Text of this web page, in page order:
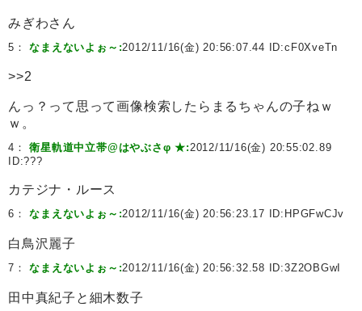
みぎわさん
5：なまえないよぉ～:2012/11/16(金) 20:56:07.44 ID:cF0XveTn
>>2
んっ？って思って画像検索したらまるちゃんの子ねｗ
ｗ。
4：衛星軌道中立帯@はやぶさφ ★:2012/11/16(金) 20:55:02.89
ID:???
カテジナ・ルース
6：なまえないよぉ～:2012/11/16(金) 20:56:23.17 ID: HPGFwCJv
白鳥沢麗子
7：なまえないよぉ～:2012/11/16(金) 20:56:32.58 ID:3Z2OBGwI
田中真紀子と細木数子